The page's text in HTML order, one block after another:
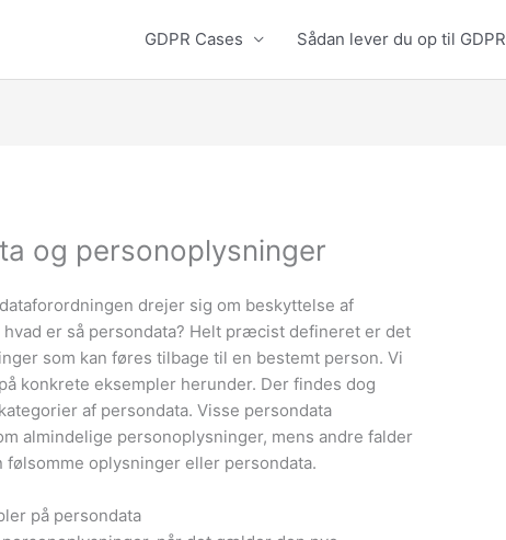
GDPR Cases Sådan lever du op til GDPR
og personoplysninger
drejer sig om beskyttelse af
hvad er så persondata? Helt præcist defineret er det
som kan føres tilbage til en bestemt person. Vi
konkrete eksempler herunder. Der findes dog
af persondata. Visse persondata
almindelige personoplysninger, mens andre falder
følsomme oplysninger eller persondata.
på persondata